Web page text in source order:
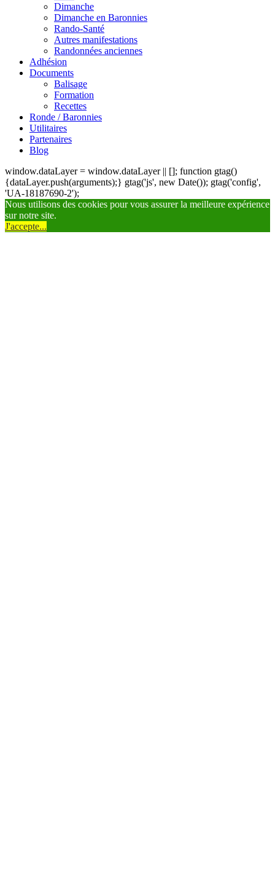
Dimanche
Dimanche en Baronnies
Rando-Santé
Autres manifestations
Randonnées anciennes
Adhésion
Documents
Balisage
Formation
Recettes
Ronde / Baronnies
Utilitaires
Partenaires
Blog
window.dataLayer = window.dataLayer || []; function gtag()
{dataLayer.push(arguments);} gtag('js', new Date()); gtag('config',
'UA-18187690-2');
Nous utilisons des cookies pour vous assurer la meilleure expérience
sur notre site.
J'accepte...